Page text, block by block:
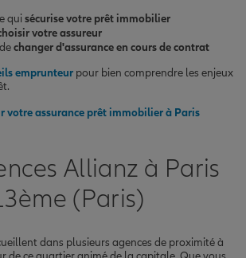
qui sécurise votre prêt immobilier
votre assureur
changer d'assurance en cours de contrat
emprunteur pour bien comprendre les enjeux
votre assurance prêt immobilier à Paris
Allianz à Paris
(Paris)
dans plusieurs agences de proximité à